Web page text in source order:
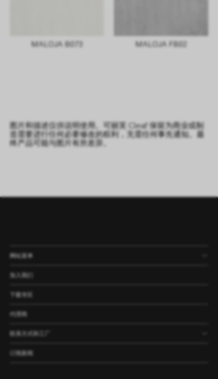
MALOJA B073 MALOJA FB02
图片和描述仅供说明使用。可丽芙 Cleaf 保留为商业或制
造需要进行任何必要修改的权利，无需任何事先通知。最
终产品可能与图片有所差异。
网站菜单
产品
公司
资讯
案例
加入我们
下载专区
代理商
联系方式和工厂
订阅新闻